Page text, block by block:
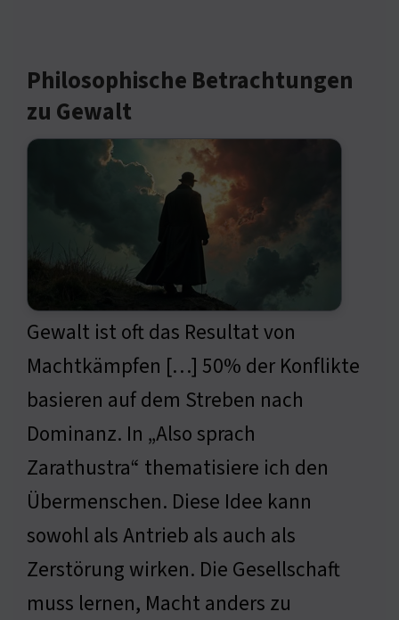
Philosophische Betrachtungen
zu Gewalt
Gewalt ist oft das Resultat von
Machtkämpfen […] 50% der Konflikte
basieren auf dem Streben nach
Dominanz. In „Also sprach
Zarathustra“ thematisiere ich den
Übermenschen. Diese Idee kann
sowohl als Antrieb als auch als
Zerstörung wirken. Die Gesellschaft
muss lernen, Macht anders zu